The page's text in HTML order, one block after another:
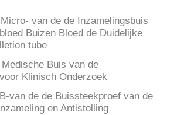
van de de Inzamelingsbuis
Buizen Bloed de Duidelijke
tube
Buis van de
Klinisch Onderzoek
van de de Buissteekproef van de
en Antistolling